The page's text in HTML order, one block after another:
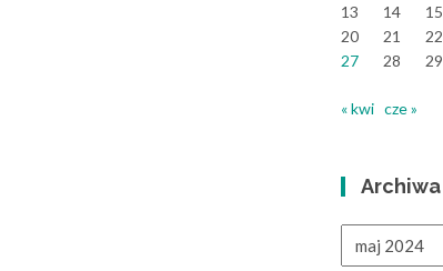
13
14 15
20
21 22
27
28 29
« kwi cze »
Archiwa